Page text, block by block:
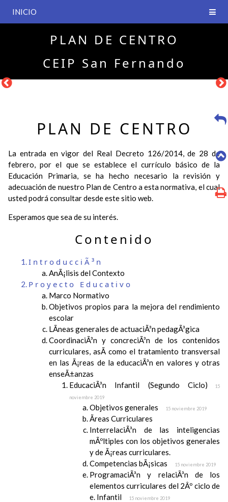
INICIO
PLAN DE CENTRO
CEIP San Fernando
PLAN DE CENTRO
La entrada en vigor del Real Decreto 126/2014, de 28 de
febrero, por el que se establece el currículo básico de la
Educación Primaria, se ha hecho necesario la revisión y
adecuación de nuestro Plan de Centro a esta normativa, el cual
usted podrá consultar desde este sitio web.
Esperamos que sea de su interés.
Contenido
IntroducciÃ³n
AnÃ¡lisis del Contexto
Proyecto Educativo
Marco Normativo
Objetivos propios para la mejora del rendimiento
escolar
LÃ­neas generales de actuaciÃ³n pedagÃ³gica
CoordinaciÃ³n y concreciÃ³n de los contenidos
curriculares, asÃ­ como el tratamiento transversal
en las Ã¡reas de la educaciÃ³n en valores y otras
enseÃ±anzas
EducaciÃ³n Infantil (Segundo Ciclo)
15
noviembre 2019
Objetivos generales 15 noviembre 2019
Ãreas Curriculares
InterrelaciÃ³n de las inteligencias
mÃºltiples con los objetivos generales
y de Ã¡reas curriculares.
Competencias bÃ¡sicas
15 noviembre 2019
ProgramaciÃ³n y relaciÃ³n de los
elementos curriculares del 2Âº ciclo de
e. Infantil
15 noviembre 2019